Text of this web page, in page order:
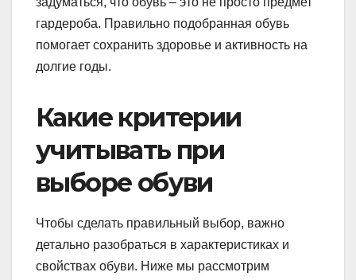
гардероба. Правильно подобранная обувь
помогает сохранить здоровье и активность на
долгие годы.
Какие критерии
учитывать при
выборе обуви
Чтобы сделать правильный выбор, важно
детально разобраться в характеристиках и
свойствах обуви. Ниже мы рассмотрим